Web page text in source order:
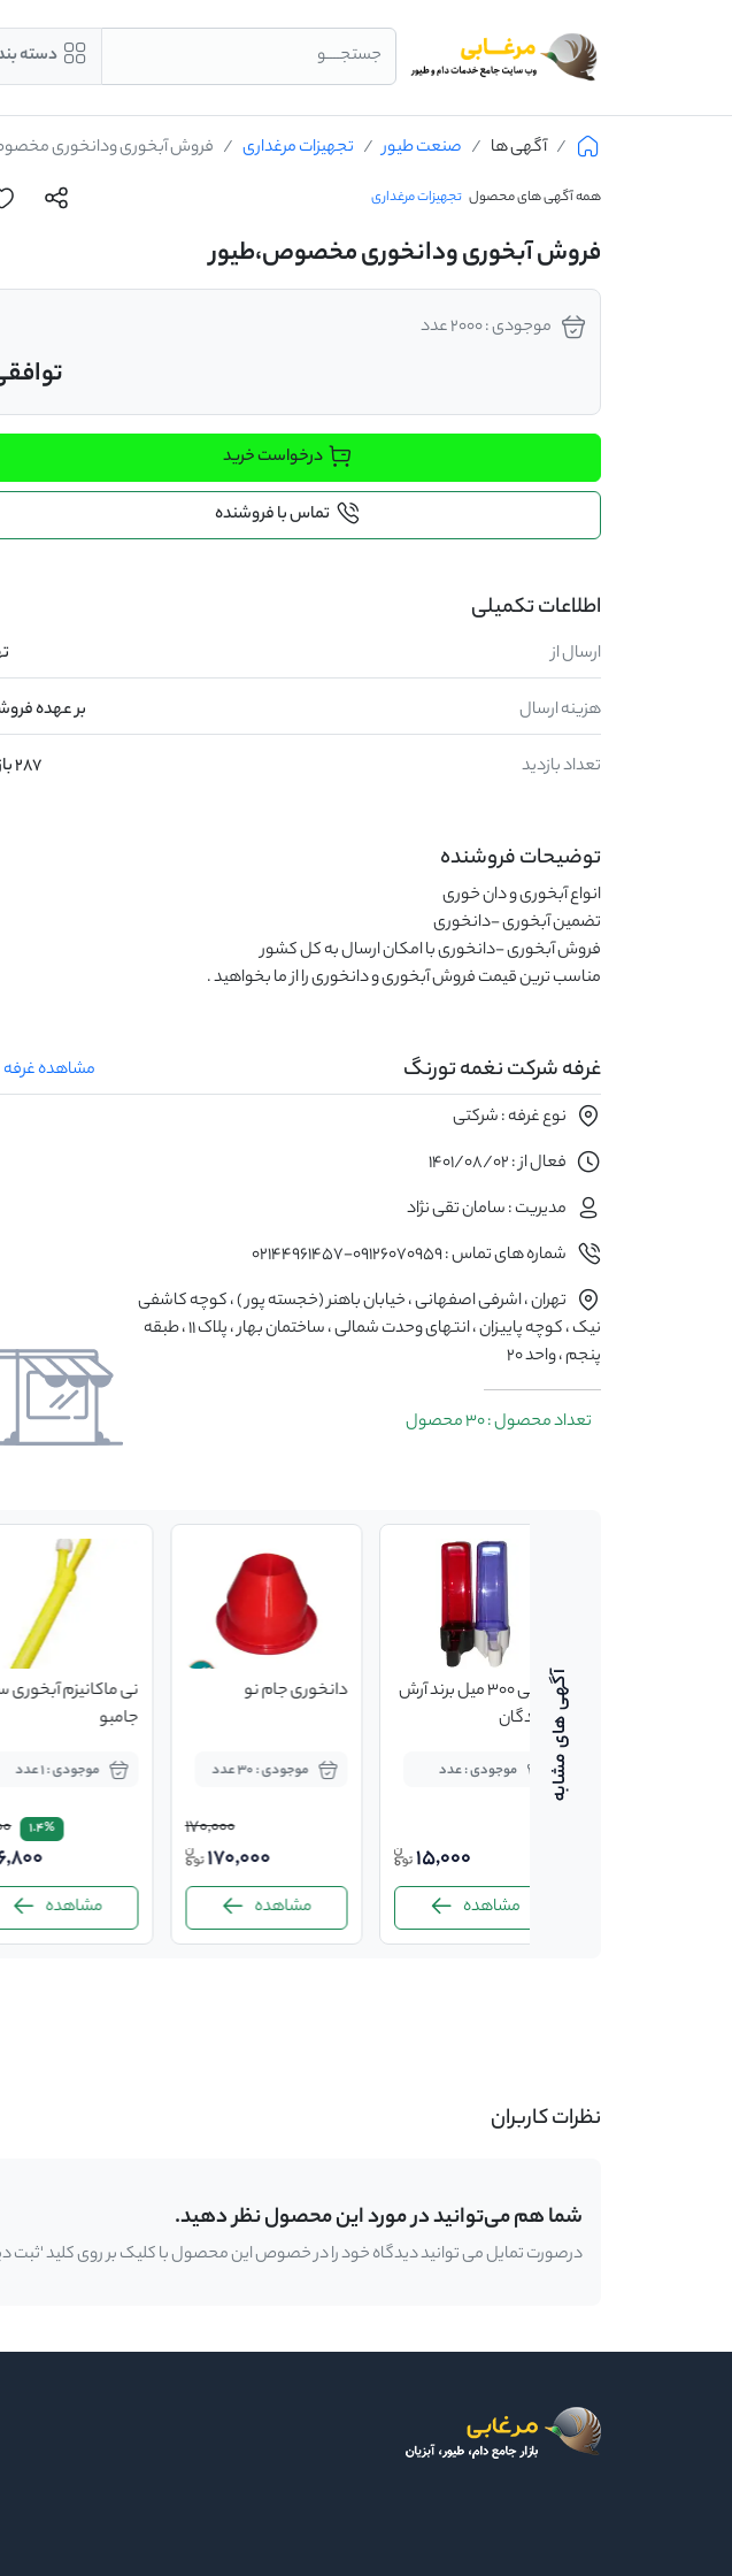
جستجــــو دسته
آگهی ها صنعت طیور تجهیزات مرغداری فروش آبخوری ودانخوری
همه آگهی های محصول تجهیزات مرغداری
فروش آبخوری ودانخوری مخصوص،طیور
موجودی : 2000 عدد
درخواست خرید
تماس با فروشنده
اطلاعات تکمیلی
ارسال از
هزینه ارسال بر عهده
تعداد بازدید 287 بازدید
توضیحات فروشنده
مناسب ترین قیمت فروش آبخوری و دانخوری را از ما بخواهید .
غرفه شرکت نغمه تورنگ
مشاهده غرفه
نوع غرفه : شرکتی
فعال از : 1401/08/02
مدیریت : سامان تقی نژاد
شماره های تماس : 09126070959-02144961457
تهران ، اشرفی اصفهانی ، خیابان باهنر (خجسته پور ) ، کوچه کاشفی
نیک ، کوچه پاییزان ، انتهای وحدت شمالی ، ساختمان بهار ، پلاک 11 ، طبقه
پنجم ، واحد 20
تعداد محصول : 30 محصول
جا آبی 300 میل برند آرش
، پرندگان
موجودی : عدد
15,000
مشاهده
دانخوری جام نو
موجودی : 30 عدد
170,000
170,000
مشاهده
نی ماکانیزم آبخوری
جامبو
موجودی : 1 عدد
1.4%
مشاهده
نظرات کاربران
شما هم می‌توانید در مورد این محصول نظر دهید.
درصورت تمایل می توانید دیدگاه خود را در خصوص این محصول با کلیک بر روی کلید 'ثبت